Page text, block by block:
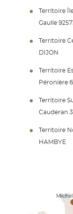
Territoire
Gaulle
Territoire
DIJON
Territoire
Péronière
Territoire
Cauderan
Territoire
HAMBYE